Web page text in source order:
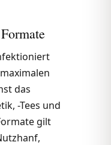
das
-Tees und
gilt